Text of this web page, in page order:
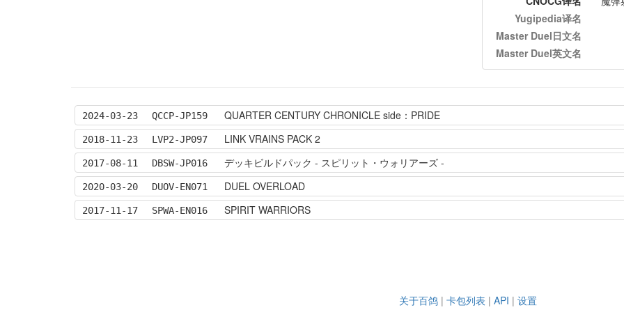
Yugipedia译名
Master Duel日文名
Master Duel英文名
2024-03-23 QCCP-JP159 QUARTER CENTURY CHRONICLE side：PRIDE
2018-11-23 LVP2-JP097 LINK VRAINS PACK 2
2017-08-11 DBSW-JP016 デッキビルドパック - スピリット・ウォリアーズ -
2020-03-20 DUOV-EN071 DUEL OVERLOAD
2017-11-17 SPWA-EN016 SPIRIT WARRIORS
关于百鸽 | 卡包列表 | API | 设置